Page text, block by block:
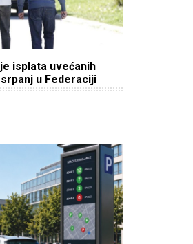
isplata uvećanih
u Federaciji